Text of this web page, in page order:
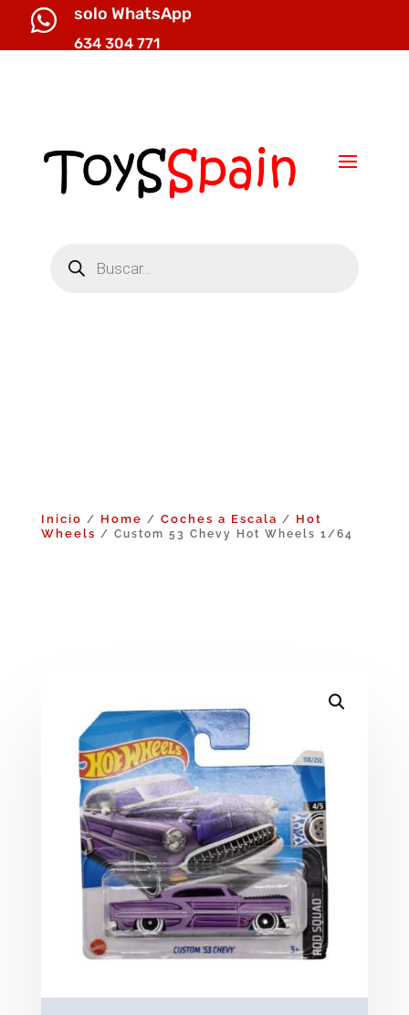
 solo WhatsApp
634 304 771
productos
Inicio / Home / Coches a Escala / Hot
Wheels / Custom 53 Chevy Hot Wheels 1/64